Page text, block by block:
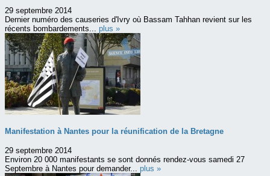
29 septembre 2014
Dernier numéro des causeries d'Ivry où Bassam Tahhan revient sur les
récents bombardements... plus »
Manifestation à Nantes pour la réunification de la Bretagne
29 septembre 2014
Environ 20 000 manifestants se sont donnés rendez-vous samedi 27
Septembre à Nantes pour demander... plus »